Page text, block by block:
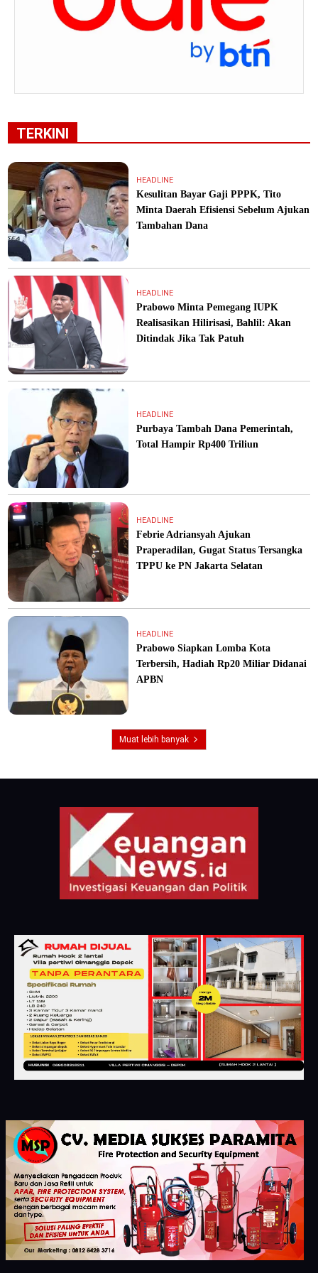
TERKINI
HEADLINE
Kesulitan Bayar Gaji PPPK, Tito
Minta Daerah Efisiensi Sebelum Ajukan
Tambahan Dana
HEADLINE
Prabowo Minta Pemegang IUPK
Realisasikan Hilirisasi, Bahlil: Akan
Ditindak Jika Tak Patuh
HEADLINE
Purbaya Tambah Dana Pemerintah,
Total Hampir Rp400 Triliun
HEADLINE
Febrie Adriansyah Ajukan
Praperadilan, Gugat Status Tersangka
TPPU ke PN Jakarta Selatan
HEADLINE
Prabowo Siapkan Lomba Kota
Terbersih, Hadiah Rp20 Miliar Didanai
APBN
Muat lebih banyak